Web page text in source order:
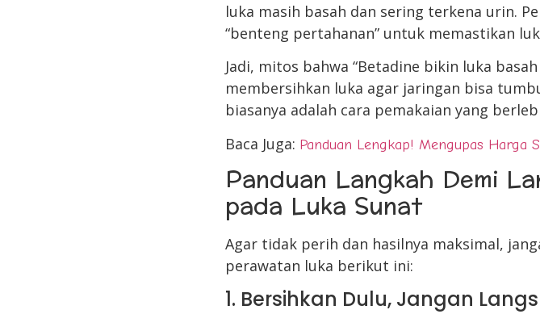
luka masih basah dan sering terkena urin.
“benteng pertahanan” untuk memastikan
Jadi, mitos bahwa “Betadine bikin luka
membersihkan luka agar jaringan bisa
biasanya adalah cara pemakaian yang
Baca Juga: Panduan Lengkap! Mengupas Harga
Panduan Langkah Demi
pada Luka Sunat
Agar tidak perih dan hasilnya maksimal,
perawatan luka berikut ini:
1. Bersihkan Dulu, Jangan